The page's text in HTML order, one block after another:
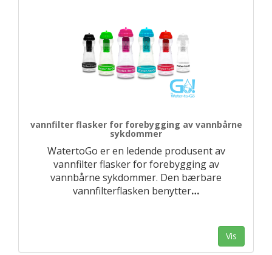
vannfilter flasker for forebygging av vannbårne
sykdommer
WatertoGo er en ledende produsent av
vannfilter flasker for forebygging av
vannbårne sykdommer. Den bærbare
vannfilterflasken benytter…
Vis